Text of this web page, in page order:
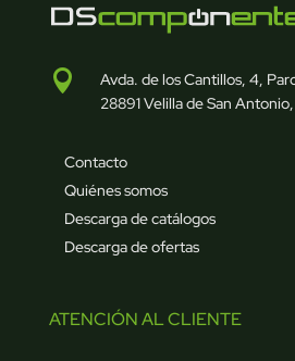

Avda. de los Cantillos, 4,
28891 Velilla de San
Contacto
Quiénes somos
Descarga de catálogos
Descarga de ofertas
ATENCIÓN AL CLIENTE